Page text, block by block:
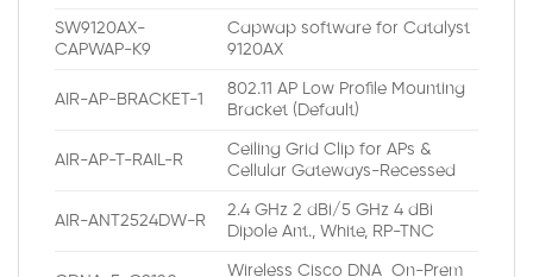
SW9120AX-
CAPWAP-K9
Capwap software for Catalyst
9120AX
AIR-AP-BRACKET-1
802.11 AP Low Profile Mounting
Bracket (Default)
AIR-AP-T-RAIL-R
Ceiling Grid Clip for APs &
Cellular Gateways-Recessed
AIR-ANT2524DW-R
2.4 GHz 2 dBi/5 GHz 4 dBi
Dipole Ant., White, RP-TNC
Wireless Cisco DNA On-Prem